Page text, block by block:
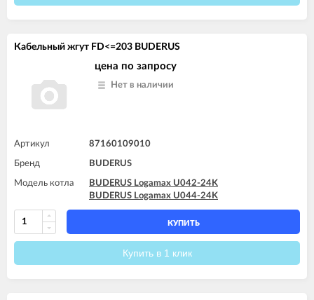
Кабельный жгут FD<=203 BUDERUS
цена по запросу
Нет в наличии
Артикул 87160109010
Бренд BUDERUS
Модель котла
BUDERUS Logamax U042-24K
BUDERUS Logamax U044-24K
КУПИТЬ
Купить в 1 клик